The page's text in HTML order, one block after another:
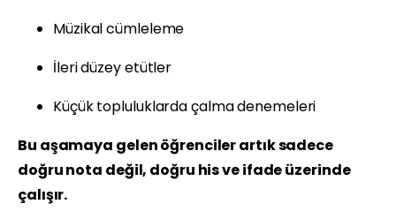
Müzikal cümleleme
İleri düzey etütler
Küçük topluluklarda çalma denemeleri
Bu aşamaya gelen öğrenciler artık sadece
doğru nota değil, doğru his ve ifade üzerinde
çalışır.